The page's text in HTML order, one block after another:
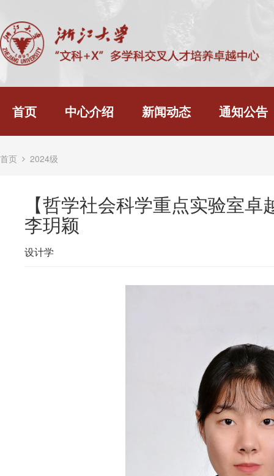
首页 中心介绍 新闻动态 通知公告
首页 2024级
【哲学社会科学重点实验室
李玥颖
设计学